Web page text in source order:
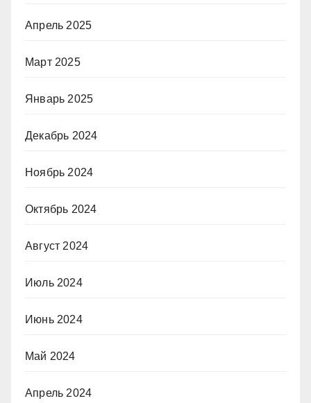
Апрель 2025
Март 2025
Январь 2025
Декабрь 2024
Ноябрь 2024
Октябрь 2024
Август 2024
Июль 2024
Июнь 2024
Май 2024
Апрель 2024